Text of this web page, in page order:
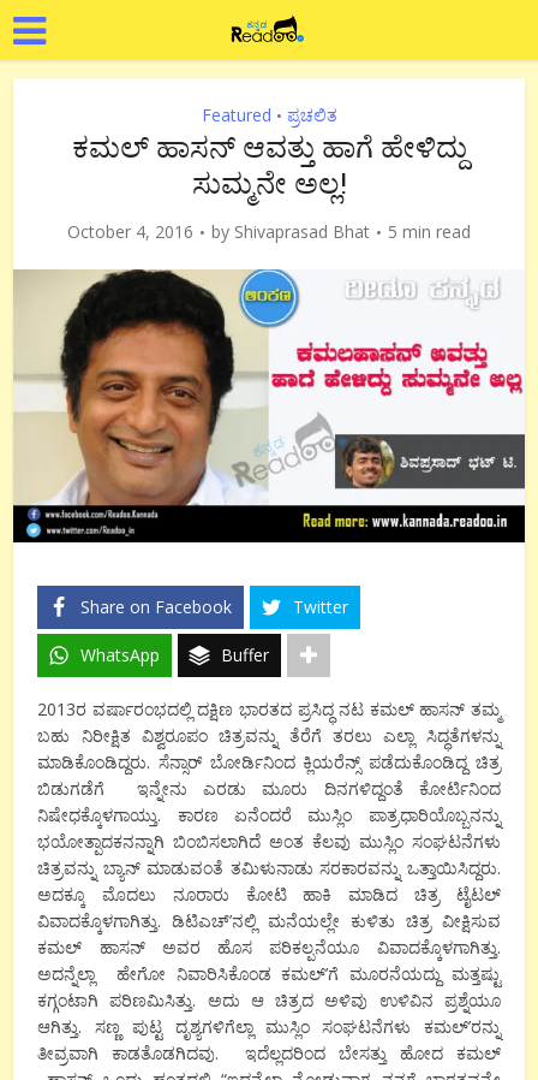
Featured • ಪ್ರಚಲಿತ
ಕಮಲ್ ಹಾಸನ್ ಆವತ್ತು ಹಾಗೆ ಹೇಳಿದ್ದು
ಸುಮ್ಮನೇ ಅಲ್ಲ!
October 4, 2016 by Shivaprasad Bhat 5 min read
Share on Facebook Twitter
WhatsApp Buffer
2013ರ ವರ್ಷಾರಂಭದಲ್ಲಿ ದಕ್ಷಿಣ ಭಾರತದ ಪ್ರಸಿದ್ಧ ನಟ ಕಮಲ್ ಹಾಸನ್ ತಮ್ಮ
ಬಹು ನಿರೀಕ್ಷಿತ ವಿಶ್ವರೂಪಂ ಚಿತ್ರವನ್ನು ತೆರೆಗೆ ತರಲು ಎಲ್ಲಾ ಸಿದ್ಧತೆಗಳನ್ನು
ಮಾಡಿಕೊಂಡಿದ್ದರು. ಸೆನ್ಸಾರ್ ಬೋರ್ಡಿನಿಂದ ಕ್ಲಿಯರೆನ್ಸ್ ಪಡೆದುಕೊಂಡಿದ್ದ ಚಿತ್ರ
ಬಿಡುಗಡೆಗೆ ಇನ್ನೇನು ಎರಡು ಮೂರು ದಿನಗಳಿದ್ದಂತೆ ಕೋರ್ಟಿನಿಂದ
ನಿಷೇಧಕ್ಕೊಳಗಾಯ್ತು. ಕಾರಣ ಏನೆಂದರೆ ಮುಸ್ಲಿಂ ಪಾತ್ರಧಾರಿಯೊಬ್ಬನನ್ನು
ಭಯೋತ್ಪಾದಕನನ್ನಾಗಿ ಬಿಂಬಿಸಲಾಗಿದೆ ಅಂತ ಕೆಲವು ಮುಸ್ಲಿಂ ಸಂಘಟನೆಗಳು
ಚಿತ್ರವನ್ನು ಬ್ಯಾನ್ ಮಾಡುವಂತೆ ತಮಿಳುನಾಡು ಸರಕಾರವನ್ನು ಒತ್ತಾಯಿಸಿದ್ದರು.
ಅದಕ್ಕೂ ಮೊದಲು ನೂರಾರು ಕೋಟಿ ಹಾಕಿ ಮಾಡಿದ ಚಿತ್ರ ಟೈಟಲ್
ವಿವಾದಕ್ಕೊಳಗಾಗಿತ್ತು. ಡಿಟಿಎಚ್’ನಲ್ಲಿ ಮನೆಯಲ್ಲೇ ಕುಳಿತು ಚಿತ್ರ ವೀಕ್ಷಿಸುವ
ಕಮಲ್ ಹಾಸನ್ ಅವರ ಹೊಸ ಪರಿಕಲ್ಪನೆಯೂ ವಿವಾದಕ್ಕೊಳಗಾಗಿತ್ತು.
ಅದನ್ನೆಲ್ಲಾ ಹೇಗೋ ನಿವಾರಿಸಿಕೊಂಡ ಕಮಲ್’ಗೆ ಮೂರನೆಯದ್ದು ಮತ್ತಷ್ಟು
ಕಗ್ಗಂಟಾಗಿ ಪರಿಣಮಿಸಿತ್ತು. ಅದು ಆ ಚಿತ್ರದ ಅಳಿವು ಉಳಿವಿನ ಪ್ರಶ್ನೆಯೂ
ಆಗಿತ್ತು. ಸಣ್ಣ ಪುಟ್ಟ ದೃಶ್ಯಗಳಿಗೆಲ್ಲಾ ಮುಸ್ಲಿಂ ಸಂಘಟನೆಗಳು ಕಮಲ್’ರನ್ನು
ತೀವ್ರವಾಗಿ ಕಾಡತೊಡಗಿದವು. ಇದೆಲ್ಲದರಿಂದ ಬೇಸತ್ತು ಹೋದ ಕಮಲ್